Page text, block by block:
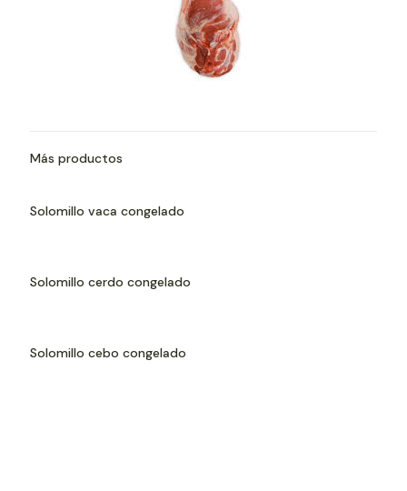
Más productos
Solomillo vaca congelado
Solomillo cerdo congelado
Solomillo cebo congelado